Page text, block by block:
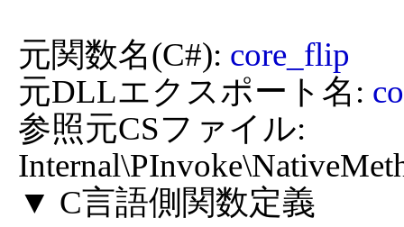
元関数名(C#): core_flip
元DLLエクスポート名:
参照元CSファイル: